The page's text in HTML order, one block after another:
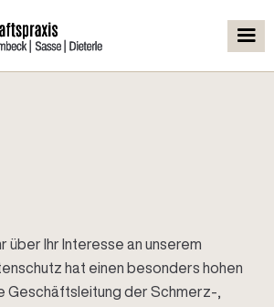
über Ihr Interesse an unserem
hat einen besonders hohen
Geschäftsleitung der Schmerz-,